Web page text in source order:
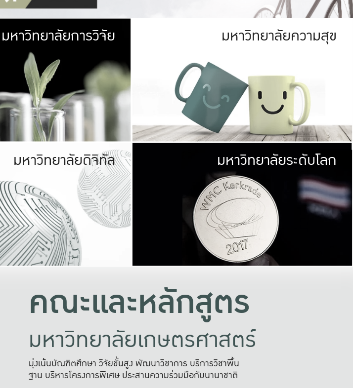
มหาวิทยาลัย
เกษตรศาสตร์ มีพื้นที่เขียวสดใส หนาแน่น
เป็นป่าในเมือง (URBAN FOREST)
เกษตรในเมือง (URBAN AGRICULTURE)
ที่นับรวมกันได้ประมาณ 1,400 ไร่
มหาวิทยาลัยการวิจัย มหาวิทยาลัย
ให้กับประชาชน
มหาวิทยาลัยความสุข
มหาวิทยาลัยรับผิดชอบต่อสังคม
ร่วมมือกับชุมชน เพื่อความกินดีอยู่ดี
และความสุขอย่างยั่งยืน
มองปัญหาในภาพกว้าง
แก้ไขจากปัญหาจุดเล็กๆ
มหาวิทยาลัยดิจิทัล มหาวิทยา
พร้อมที่จ
และผลักดันในการใช้ระบบส
เพื่อการทำงานแ
มหาวิทยาลัยระดับโลก
คณะและหลักสูตร
มหาวิทยาลัยเกษตรศาสตร์
มุ่งเน้นบัณฑิตศึกษา วิจัยขั้นสูง พัฒนาวิชาการ บริการวิชาพื้น
ฐาน บริหารโครงการพิเศษ ประสานความร่วมมือกับนานาชาติ